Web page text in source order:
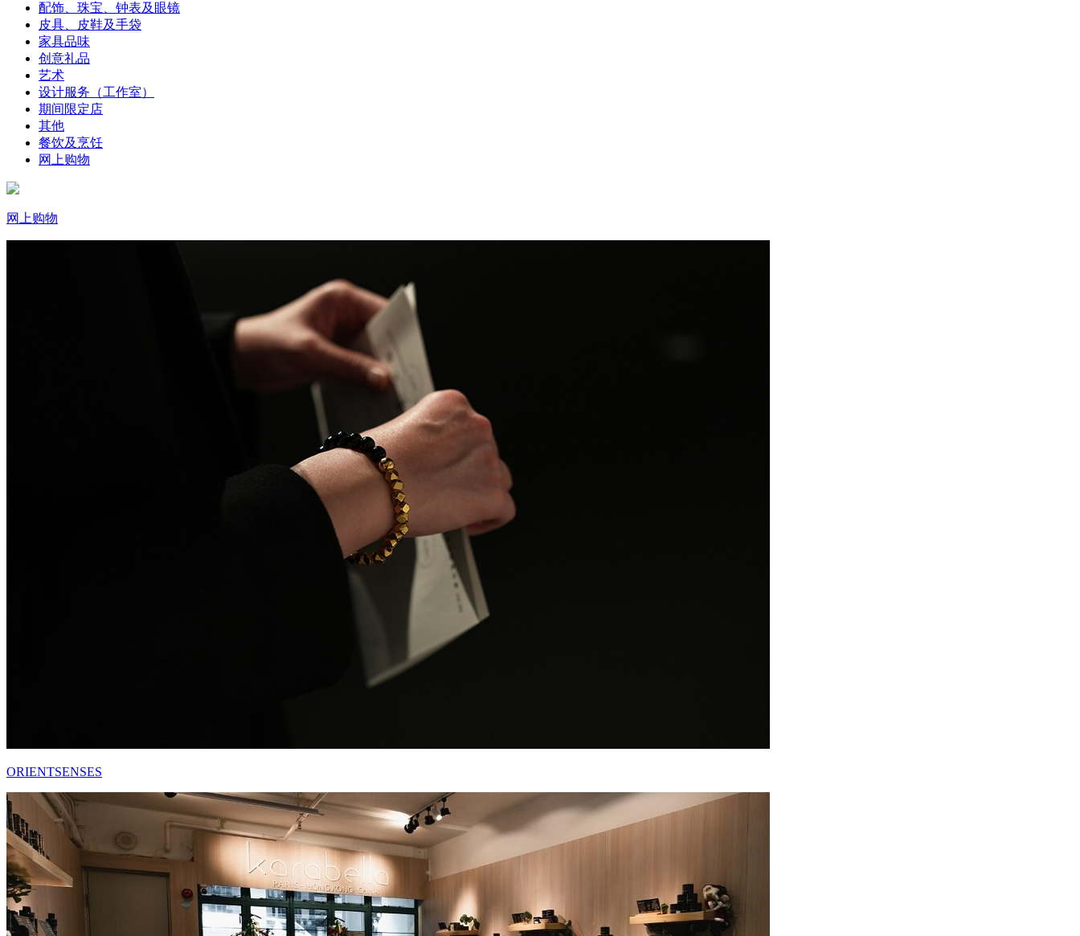
配饰、珠宝、钟表及眼镜
皮具、皮鞋及手袋
家具品味
创意礼品
艺术
设计服务（工作室）
期间限定店
其他
餐饮及烹饪
网上购物
网上购物
ORIENTSENSES